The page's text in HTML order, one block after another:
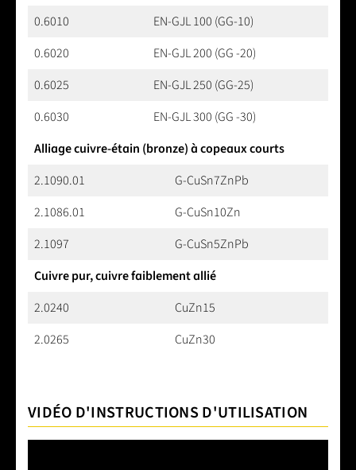
0.6010
EN-GJL 100 (GG-10)
0.6020
EN-GJL 200 (GG -20)
0.6025
EN-GJL 250 (GG-25)
0.6030
EN-GJL 300 (GG -30)
Alliage cuivre-étain (bronze) à copeaux courts
2.1090.01
G-CuSn7ZnPb
2.1086.01
G-CuSn10Zn
2.1097
G-CuSn5ZnPb
Cuivre pur, cuivre faiblement allié
2.0240
CuZn15
2.0265
CuZn30
VIDÉO D'INSTRUCTIONS D'UTILISATION